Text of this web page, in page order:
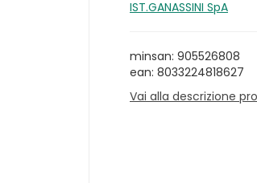
IST.GANASSINI SpA
minsan: 905526808
ean: 8033224818627
Vai alla descrizione